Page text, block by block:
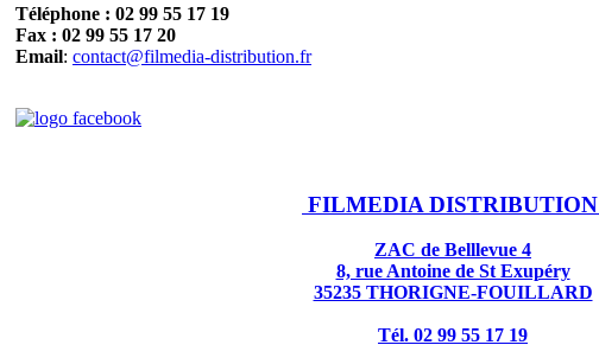
Téléphone : 02 99 55 17 19
Fax : 02 99 55 17 20
Email: contact@filmedia-distribution.fr
FILMEDIA DISTRIBUTION
ZAC de Belllevue 4
8, rue Antoine de St Exupéry
35235 THORIGNE-FOUILLARD
Tél. 02 99 55 17 19